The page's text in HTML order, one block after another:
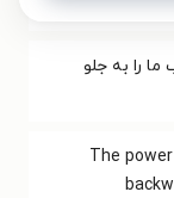
را به جلو
The